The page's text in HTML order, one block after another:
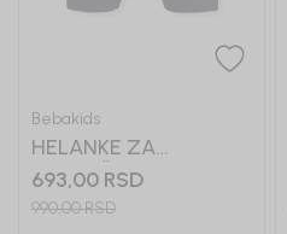
Bebakids
HELANKE ZA
DEVOJČICE ADA
693,00 RSD
990,00RSD